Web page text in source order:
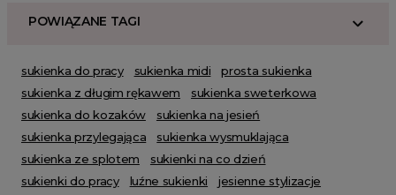
POWIĄZANE TAGI
sukienka do pracy sukienka midi
prosta sukienka
sukienka z długim rękawem
sukienka sweterkowa
sukienka do kozaków
sukienka na jesień
sukienka przylegająca
sukienka wysmuklająca
sukienka ze splotem
sukienki na co dzień
sukienki do pracy
luźne sukienki
jesienne stylizacje